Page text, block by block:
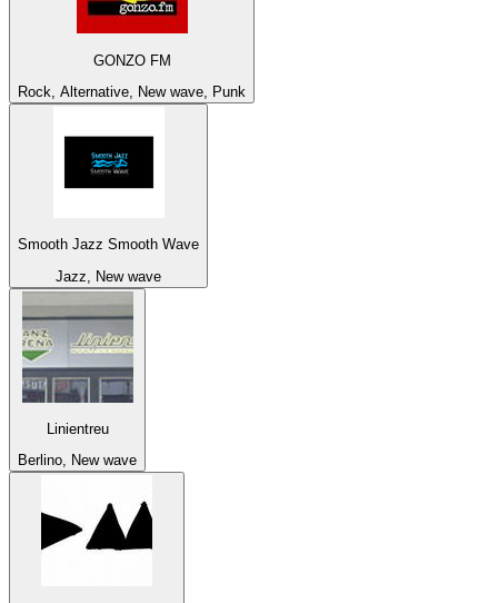
GONZO FM
Rock, Alternative, New wave, Punk
Smooth Jazz Smooth Wave
Jazz, New wave
Linientreu
Berlino, New wave